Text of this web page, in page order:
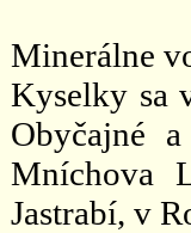
Minerálne
Kyselky sa
Obyčajné
Mníchova
Jastrabí, v